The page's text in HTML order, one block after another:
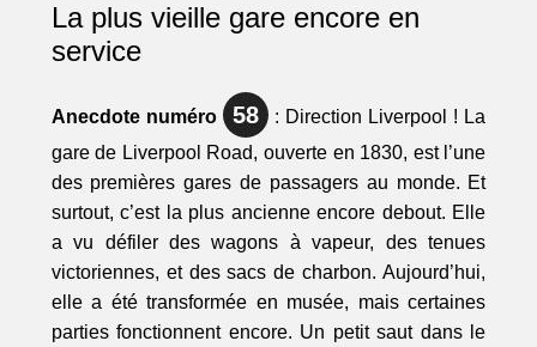
La plus vieille gare encore en
service
Anecdote numéro 58 : Direction Liverpool ! La
gare de Liverpool Road, ouverte en 1830, est l’une
des premières gares de passagers au monde. Et
surtout, c’est la plus ancienne encore debout. Elle
a vu défiler des wagons à vapeur, des tenues
victoriennes, et des sacs de charbon. Aujourd’hui,
elle a été transformée en musée, mais certaines
parties fonctionnent encore. Un petit saut dans le